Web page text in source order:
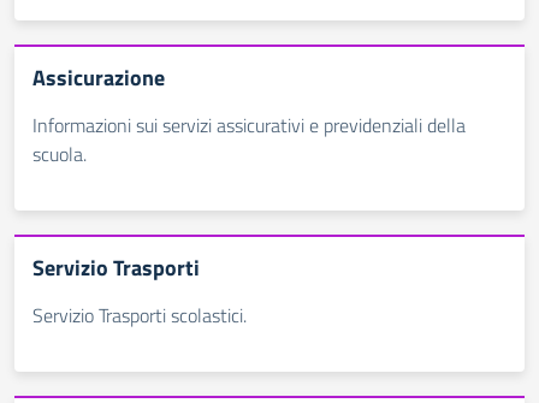
Assicurazione
Informazioni sui servizi assicurativi e previdenziali della
scuola.
Servizio Trasporti
Servizio Trasporti scolastici.